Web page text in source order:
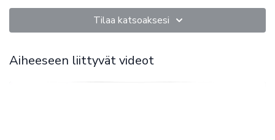
Tilaa katsoaksesi
Aiheeseen liittyvät videot